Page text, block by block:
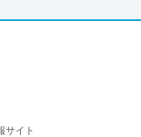
サイト